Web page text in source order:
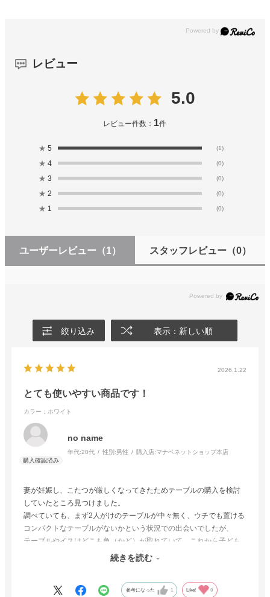
レビュー
5.0
レビュー件数： 1件
★ 5 (1)
★ 4 (0)
★ 3 (0)
★ 2 (0)
★ 1 (0)
ユーザーレビュー （1） スタッフレビュー（0）
絞り込み 表示：新しい順
2026.1.22
とても使いやすい商品です！
カラー：ホワイト
no name
年代:20代 性別:男性 購入店:マナベネットショップ本店
妻が妊娠し、こたつが厳しくなってきたためテーブルの購入を検討
していたところ見つけました。
調べていても、まず2人がけのテーブルが中々無く、ウチでも置ける
コンパクトなテーブルがないかという状況での出会いでしたが、
テーブルやイスはどこも角（かど）が取れていて、これから子ども
が生まれても安心して使えるように思いますし、何よりテーブルに
際にイスをあまり引かなくても済むところも良かったです。
続きを読む
参考になった 1 Like! 0